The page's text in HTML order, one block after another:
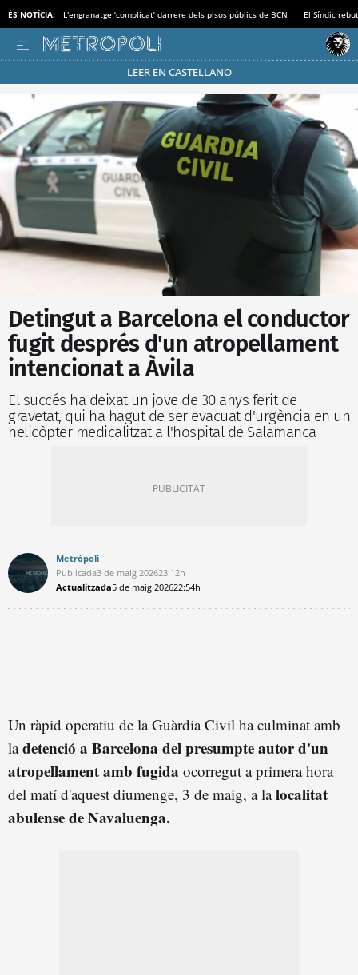
ÉS NOTÍCIA: L'engranatge ‘complicat’ darrere dels pisos públics de BCN El Síndic
LEER EN CASTELLANO
Passa’t al mode estalvi
Detingut a Barcelona el conductor
fugit després d'un atropellament
intencionat a Àvila
El succés ha deixat un jove de 30 anys ferit de
gravetat, qui ha hagut de ser evacuat d'urgència en un
helicòpter medicalitzat a l'hospital de Salamanca
Metrópoli
Publicada3 de maig 202623:12h
Actualitzada5 de maig 202622:54h
Un ràpid operatiu de la Guàrdia Civil ha culminat amb
ladetenció a Barcelona del presumpte autor d'un
atropellament amb fugida ocorregut a primera hora
del matí d'aquest diumenge, 3 de maig, a lalocalitat
abulense de Navaluenga.